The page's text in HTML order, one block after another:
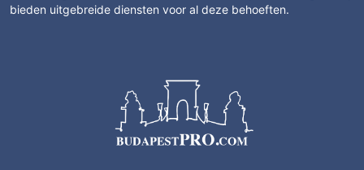
bieden uitgebreide diensten voor al deze behoeften.